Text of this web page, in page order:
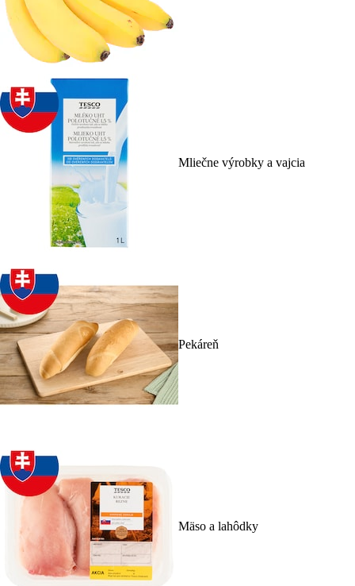
Mliečne výrobky a vajcia
Pekáreň
Mäso a lahôdky